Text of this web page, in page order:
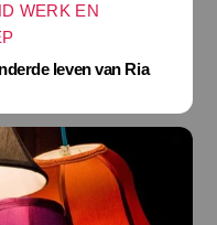
WERK EN
leven van Ria